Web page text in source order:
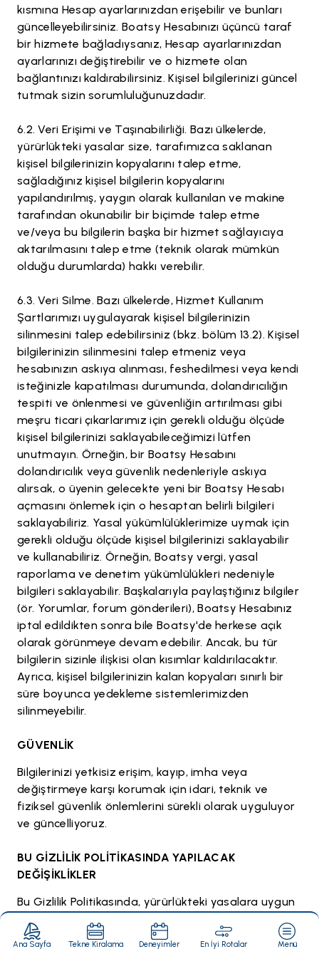
kısmına Hesap ayarlarınızdan erişebilir ve bunları
güncelleyebilirsiniz. Boatsy Hesabınızı üçüncü taraf
bir hizmete bağladıysanız, Hesap ayarlarınızdan
ayarlarınızı değiştirebilir ve o hizmete olan
bağlantınızı kaldırabilirsiniz. Kişisel bilgilerinizi güncel
tutmak sizin sorumluluğunuzdadır.
Veri Erişimi ve Taşınabilirliği. Bazı ülkelerde,
yürürlükteki yasalar size, tarafımızca saklanan
kişisel bilgilerinizin kopyalarını talep etme,
sağladığınız kişisel bilgilerin kopyalarını
yapılandırılmış, yaygın olarak kullanılan ve makine
tarafından okunabilir bir biçimde talep etme
ve/veya bu bilgilerin başka bir hizmet sağlayıcıya
aktarılmasını talep etme (teknik olarak mümkün
olduğu durumlarda) hakkı verebilir.
Veri Silme. Bazı ülkelerde, Hizmet Kullanım
Şartlarımızı uygulayarak kişisel bilgilerinizin
silinmesini talep edebilirsiniz (bkz. bölüm 13.2). Kişisel
bilgilerinizin silinmesini talep etmeniz veya
hesabınızın askıya alınması, feshedilmesi veya kendi
isteğinizle kapatılması durumunda, dolandırıcılığın
tespiti ve önlenmesi ve güvenliğin artırılması gibi
meşru ticari çıkarlarımız için gerekli olduğu ölçüde
kişisel bilgilerinizi saklayabileceğimizi lütfen
unutmayın. Örneğin, bir Boatsy Hesabını
dolandırıcılık veya güvenlik nedenleriyle askıya
alırsak, o üyenin gelecekte yeni bir Boatsy Hesabı
açmasını önlemek için o hesaptan belirli bilgileri
saklayabiliriz. Yasal yükümlülüklerimize uymak için
gerekli olduğu ölçüde kişisel bilgilerinizi saklayabilir
ve kullanabiliriz. Örneğin, Boatsy vergi, yasal
raporlama ve denetim yükümlülükleri nedeniyle
bilgileri saklayabilir. Başkalarıyla paylaştığınız bilgiler
(ör. Yorumlar, forum gönderileri), Boatsy Hesabınız
iptal edildikten sonra bile Boatsy'de herkese açık
olarak görünmeye devam edebilir. Ancak, bu tür
bilgilerin sizinle ilişkisi olan kısımlar kaldırılacaktır.
Ayrıca, kişisel bilgilerinizin kalan kopyaları sınırlı bir
süre boyunca yedekleme sistemlerimizden
silinmeyebilir.
GÜVENLİK
Bilgilerinizi yetkisiz erişim, kayıp, imha veya
değiştirmeye karşı korumak için idari, teknik ve
fiziksel güvenlik önlemlerini sürekli olarak uyguluyor
ve güncelliyoruz.
BU GİZLİLİK POLİTİKASINDA YAPILACAK
DEĞİŞİKLİKLER
Bu Gizlilik Politikasında, yürürlükteki yasalara uygun
hakkımız saklıdır. Değişiklik yapmamız halinde,
revize edilmiş Gizlilik Politikasını yayınlayacak ve en
Ana Sayfa Tekne Kiralama Deneyimler En İyi Rotalar Menü